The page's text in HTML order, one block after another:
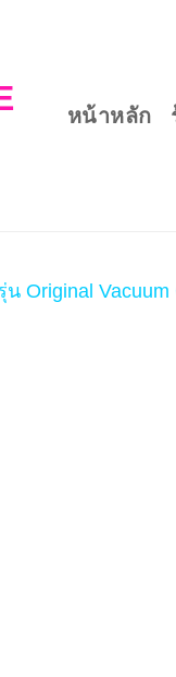
หน้าหลัก